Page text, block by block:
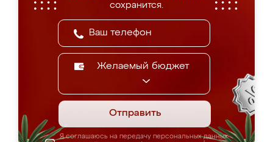
сохранится.
Желаемый бюджет
Отправить
Я соглашаюсь на передачу персональных данных